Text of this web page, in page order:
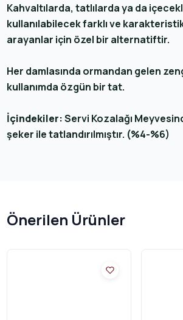
Kahvaltılarda, tatlılarda ya da
kullanılabilecek farklı ve
arayanlar için özel bir alternatiftir.
Her damlasında ormandan gelen
kullanımda özgün bir tat.
İçindekiler:Servi Kozalağı
şeker ile tatlandırılmıştır. (%4-%6)
Önerilen Ürünler